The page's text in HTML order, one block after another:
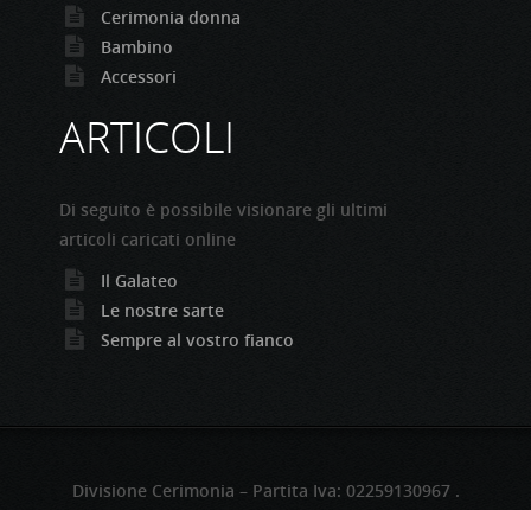
Cerimonia donna
Bambino
Accessori
ARTICOLI
Di seguito è possibile visionare gli ultimi
articoli caricati online
Il Galateo
Le nostre sarte
Sempre al vostro fianco
Divisione Cerimonia – Partita Iva: 02259130967 .